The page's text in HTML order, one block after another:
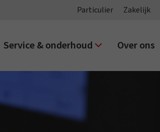
Particulier Zakelijk
Service & onderhoud Over ons